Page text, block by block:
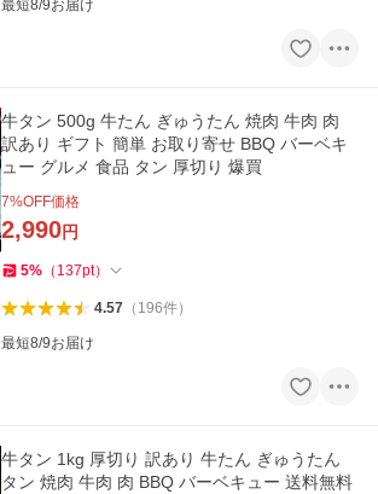
最短8/9お届け
牛タン 500g 牛たん ぎゅうたん 焼肉 牛肉 肉
訳あり ギフト 簡単 お取り寄せ BBQ バーベキ
ュー グルメ 食品 タン 厚切り 爆買
7%OFF価格
2,990円
5% （ 137pt）
4.57（ 196件）
最短8/9お届け
牛タン 1kg 厚切り 訳あり 牛たん ぎゅうたん
タン 焼肉 牛肉 肉 BBQ バーベキュー 送料無料